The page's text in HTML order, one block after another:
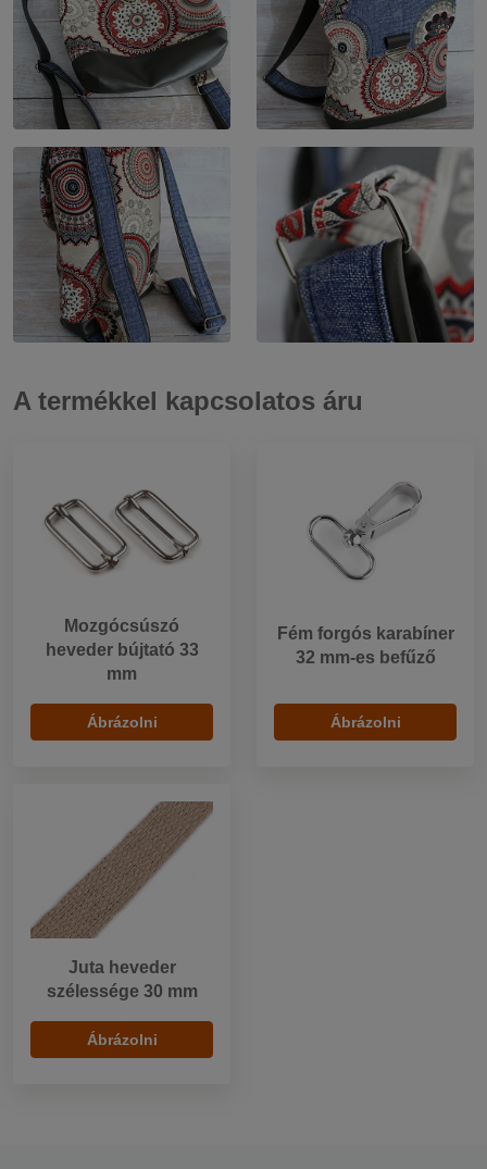
A termékkel kapcsolatos áru
Mozgócsúszó
heveder bújtató 33
mm
Ábrázolni
Fém forgós karabíner
32 mm-es befűző
Ábrázolni
Juta heveder
szélessége 30 mm
Ábrázolni